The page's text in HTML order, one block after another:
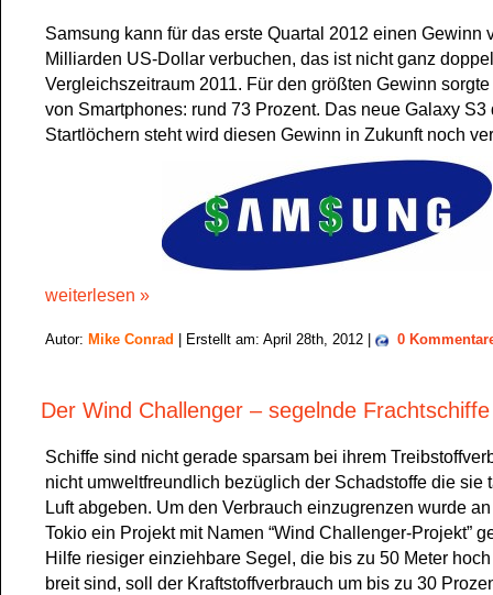
Samsung kann für das erste Quartal 2012 einen Gewinn
Milliarden US-Dollar verbuchen, das ist nicht ganz
Vergleichszeitraum 2011. Für den größten Gewinn
von Smartphones: rund 73 Prozent. Das neue Galaxy S3
Startlöchern steht wird diesen Gewinn in Zukunft noch
weiterlesen »
Autor: Mike Conrad | Erstellt am: April 28th, 2012 | 0
Der Wind Challenger – segelnde Frachtschiffe
Schiffe sind nicht gerade sparsam bei ihrem
nicht umweltfreundlich bezüglich der Schadstoffe die sie
Luft abgeben. Um den Verbrauch einzugrenzen wurde
Tokio ein Projekt mit Namen “Wind Challenger-Projekt”
Hilfe riesiger einziehbare Segel, die bis zu 50 Meter
breit sind, soll der Kraftstoffverbrauch um bis zu 30